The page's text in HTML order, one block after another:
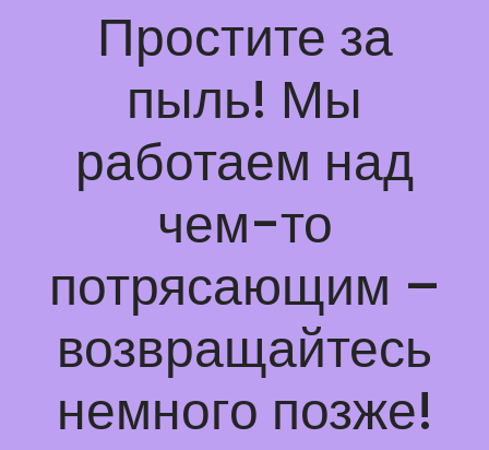
Простите за
пыль! Мы
работаем над
чем-то
потрясающим –
возвращайтесь
немного позже!